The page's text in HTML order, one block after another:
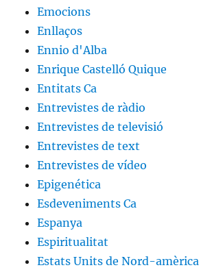
Emocions
Enllaços
Ennio d'Alba
Enrique Castelló Quique
Entitats Ca
Entrevistes de ràdio
Entrevistes de televisió
Entrevistes de text
Entrevistes de vídeo
Epigenética
Esdeveniments Ca
Espanya
Espiritualitat
Estats Units de Nord-amèrica